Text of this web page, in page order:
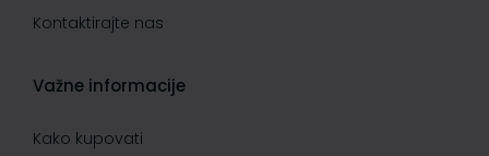
Kontaktirajte nas
Važne informacije
Kako kupovati